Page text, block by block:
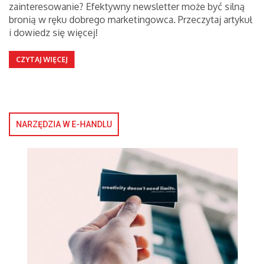
zainteresowanie? Efektywny newsletter może być silną
bronią w ręku dobrego marketingowca. Przeczytaj artykuł
i dowiedz się więcej!
CZYTAJ WIĘCEJ
NARZĘDZIA W E-HANDLU